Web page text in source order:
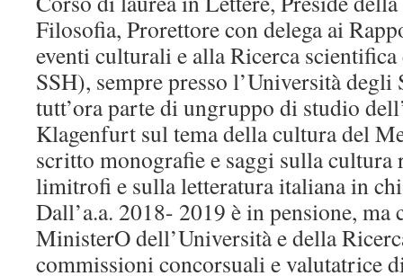
Filosofia, Prorettore con delega ai
eventi culturali e alla Ricerca
SSH), sempre presso l’Università degli
tutt’ora parte di ungruppo di studio
Klagenfurt sul tema della cultura del
scritto monografie e saggi sulla
limitrofi e sulla letteratura italiana in
Dall’a.a. 2018- 2019 è in pensione,
MinisterO dell’Università e della
commissioni concorsuali e valutatrice